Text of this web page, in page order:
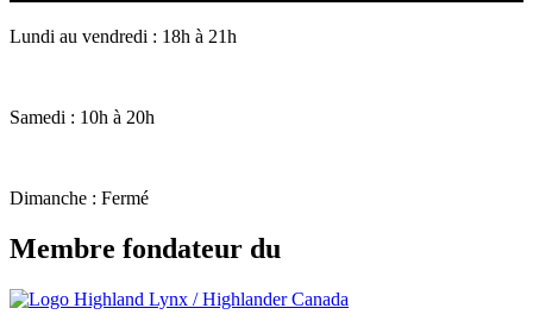
Lundi au vendredi : 18h à 21h
Samedi : 10h à 20h
Dimanche : Fermé
Membre fondateur du